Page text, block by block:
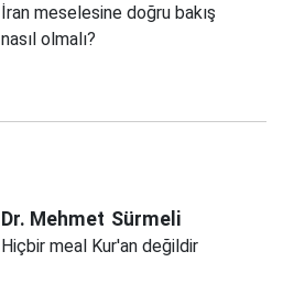
İran meselesine doğru bakış
nasıl olmalı?
Dr. Mehmet Sürmeli
Hiçbir meal Kur'an değildir